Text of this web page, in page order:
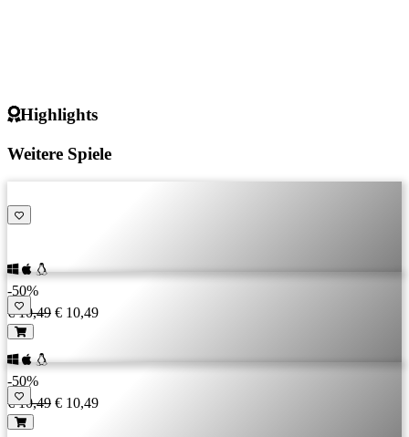
Highlights
Weitere Spiele
-50%
€ 10,49 € 10,49
-50%
€ 10,49 € 10,49